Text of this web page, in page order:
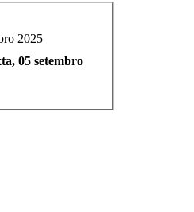
2025
05 setembro